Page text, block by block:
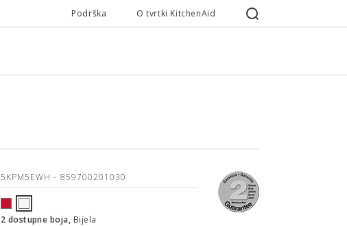
Podrška O tvrtki KitchenAid
5KPM5EWH- 859700201030
2 dostupne boja, Bijela